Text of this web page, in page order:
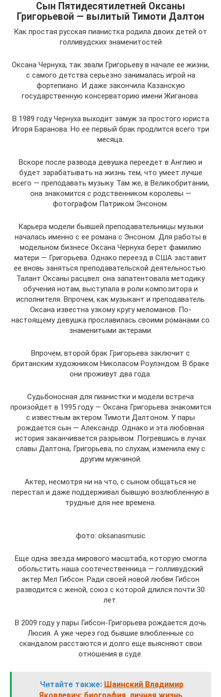
Сын Пятидесятилетней Оксаны
Григорьевой — вылитый Тимоти Далтон
Как простая русская пианистка родила двоих детей от
голливудских знаменитостей
Оксана Чернуха, так звали Григорьеву в начале ее жизни,
с самого детства серьезно занималась игрой на
фортепиано. И даже закончила Казанскую
государственную консерваторию имени Жиганова.
В 1989 году Чернуха выходит замуж за простого юриста
Игоря Баранова. Но ее первый брак продлится всего три
месяца.
Вскоре после развода девушка переедет в Англию и
будет зарабатывать на жизнь тем, что умеет лучше
всего — преподавать музыку. Там же, в Великобритании,
она знакомится с родственником королевы —
фотографом Патриком Энсоном.
Карьера модели бывшей преподавательницы музыки
началась именно с ее романа с Энсоном. Для работы в
модельном бизнесе Оксана Чернуха берет фамилию
матери — Григорьева. Однако переезд в США заставит
ее вновь заняться преподавательской деятельностью.
Талант Оксаны расцвел: она запатентовала методику
обучения нотам, выступала в роли композитора и
исполнителя. Впрочем, как музыкант и преподаватель
Оксана известна узкому кругу меломанов. По-
настоящему девушка прославилась своими романами со
знаменитыми актерами.
Впрочем, второй брак Григорьева заключит с
британским художником Николасом Роулэндом. В браке
они проживут два года.
Судьбоносная для пианистки и модели встреча
произойдет в 1995 году — Оксана Григорьева знакомится
с известным актером Тимоти Далтоном. У пары
рождается сын — Александр. Однако и эта любовная
история заканчивается разрывом. Погревшись в лучах
славы Далтона, Григорьева, по слухам, изменила ему с
другим мужчиной.
Актер, несмотря ни на что, с сыном общаться не
перестал и даже поддерживал бывшую возлюбленную в
трудные для нее времена.
фото: oksanasmusic
Еще одна звезда мирового масштаба, которую смогла
обольстить наша соотечественница — голливудский
актер Мел Гибсон. Ради своей новой любви Гибсон
разводится с женой, союз с которой длился почти 30
лет.
В 2009 году у пары Гибсон-Григорьева рождается дочь
Люсия. А уже через год бывшие влюбленные со
скандалом расстаются и долго еще выясняют свои
отношения в суде.
Читайте также: Шаинский Владимир